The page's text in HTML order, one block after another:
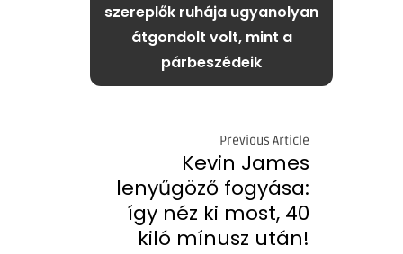
szereplők ruhája ugyanolyan
átgondolt volt, mint a
párbeszédeik
Previous Article
Kevin James
lenyűgöző fogyása:
így néz ki most, 40
kiló mínusz után!